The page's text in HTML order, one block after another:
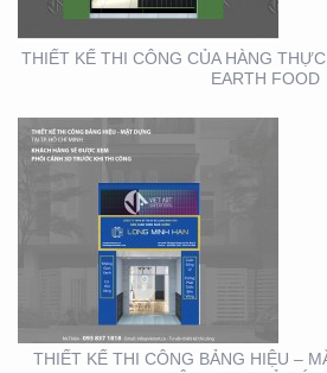
THIẾT KẾ THI CÔNG CỦA HÀNG
EARTH FOOD
THIẾT KẾ THI CÔNG BẢNG HIỆU –
THIẾT KẾ THIỆP ĐIỆN
TỬ ĐỘC ĐÁO , ẤN
TƯỢNG